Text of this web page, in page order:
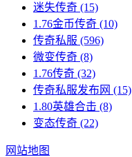
迷失传奇 (15)
1.76金币传奇 (10)
传奇私服 (596)
微变传奇 (8)
1.76传奇 (32)
传奇私服发布网 (15)
1.80英雄合击 (8)
变态传奇 (22)
网站地图